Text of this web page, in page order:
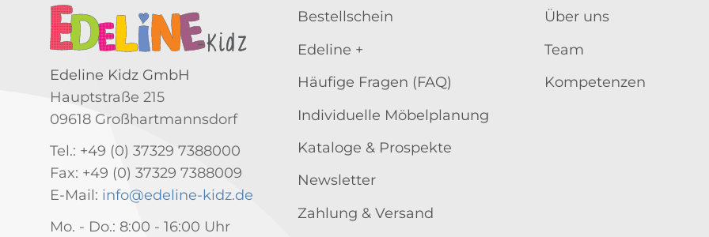
Edeline Kidz GmbH
Hauptstraße 215
09618 Großhartmannsdorf
Tel.: +49 (0) 37329 7388000
Fax: +49 (0) 37329 7388009
E-Mail: info@edeline-kidz.de
Mo. - Do.: 8:00 - 16:00 Uhr
Bestellschein
Edeline +
Häufige Fragen (FAQ)
Individuelle Möbelplanung
Kataloge & Prospekte
Newsletter
Zahlung & Versand
Über uns
Team
Kompetenzen